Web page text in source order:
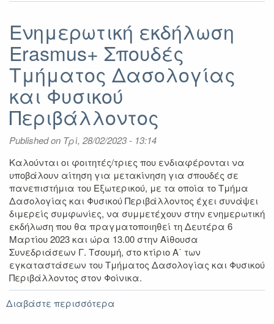
Ενημερωτική εκδήλωση
Erasmus+ Σπουδές
Τμήματος Δασολογίας
και Φυσικού
Περιβάλλοντος
Published on Τρί, 28/02/2023 - 13:14
Καλούνται οι φοιτητές/τριες που ενδιαφέρονται να
υποβάλουν αίτηση για μετακίνηση για σπουδές σε
πανεπιστήμια του Εξωτερικού, με τα οποία το Τμήμα
Δασολογίας και Φυσικού Περιβάλλοντος έχει συνάψει
διμερείς συμφωνίες, να συμμετέχουν στην ενημερωτική
εκδήλωση που θα πραγματοποιηθεί τη Δευτέρα 6
Μαρτίου 2023 και ώρα 13.00 στην Αίθουσα
Συνεδριάσεων Γ. Τσουμή, στο κτίριο Α΄ των
εγκαταστάσεων του Τμήματος Δασολογίας και Φυσικού
Περιβάλλοντος στον Φοίνικα.
Διαβάστε περισσότερα